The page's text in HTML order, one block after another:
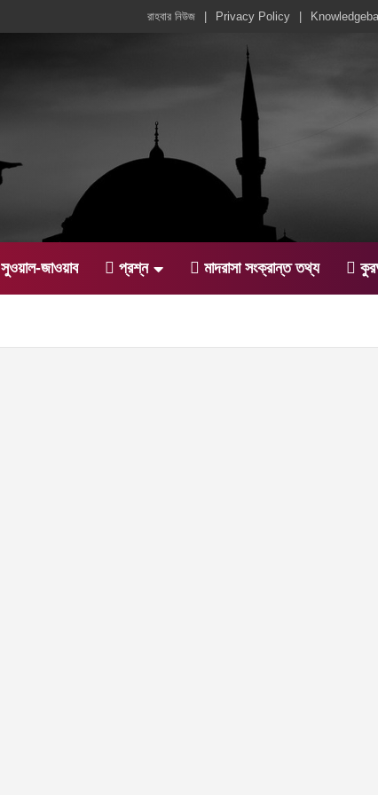
রাহবার নিউজ Privacy Policy
সুওয়াল-জাওয়াব প্রশ্ন মাদরাসা সংক্রান্ত তথ্য